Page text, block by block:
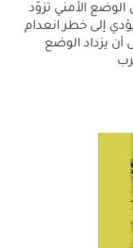
الأمني تزوّد
إلى خطر انعدام
أن يزداد الوضع